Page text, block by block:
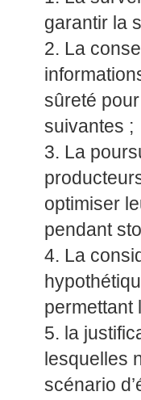
garantir la
La
sûreté
suivantes ;
La
optimiser
pendant
La
permettant
la
lesquelles
scénario